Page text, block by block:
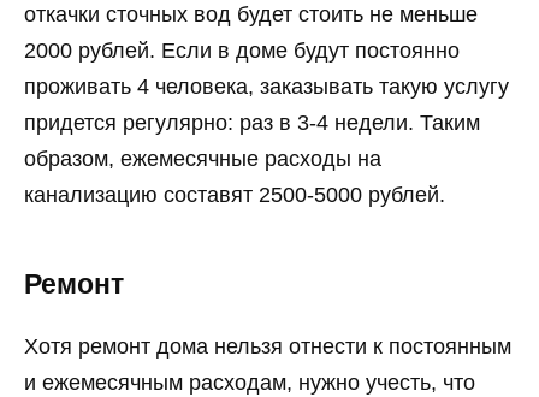
откачки сточных вод будет стоить не меньше
2000 рублей. Если в доме будут постоянно
проживать 4 человека, заказывать такую услугу
придется регулярно: раз в 3-4 недели. Таким
образом, ежемесячные расходы на
канализацию составят 2500-5000 рублей.
Ремонт
Хотя ремонт дома нельзя отнести к постоянным
и ежемесячным расходам, нужно учесть, что